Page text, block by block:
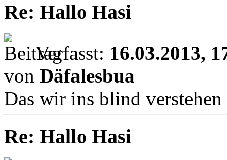
Re: Hallo Hasi
Verfasst: 16.03.2013,
von Däfalesbua
Das wir ins blind verstehen
Re: Hallo Hasi